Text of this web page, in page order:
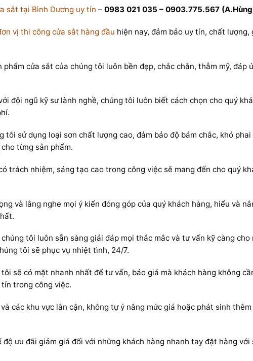
sắt tại Bình Dương uy tín – 0983 021 035 – 0903.775.567
vị thi công cửa sắt hàng đầu hiện nay, đảm bảo uy tín, chất
cửa sắt của chúng tôi luôn bền đẹp, chắc chắn, thẫm mỹ, đáp
đội ngũ kỹ sư lành nghề, chúng tôi luôn biết cách chọn cho quý
tôi sử dụng loại sơn chất lượng cao, đảm bảo độ bám chắc, khó
từng sản phẩm.
trách nhiệm, sáng tạo cao trong công việc sẽ mang đến cho quý
và lắng nghe mọi ý kiến đóng góp của quý khách hàng, hiểu và
tôi luôn sẵn sàng giải đáp mọi thắc mắc và tư vấn kỹ càng cho
tôi sẽ phục vụ nhiệt tình, 24/7.
sẽ có mặt nhanh nhất để tư vấn, báo giá mà khách hàng không
trong công việc.
các khu vực lân cận, không tự ý nâng mức giá hoặc phát sinh
ưu đãi giảm giá đối với những khách hàng nhanh tay đặt hàng